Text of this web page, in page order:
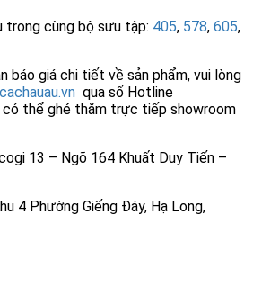
trong cùng bộ sưu tập: 405, 578, 605,
báo giá chi tiết về sản phẩm, vui lòng
qua số Hotline
có thể ghé thăm trực tiếp showroom
13 – Ngõ 164 Khuất Duy Tiến –
4 Phường Giếng Đáy, Hạ Long,